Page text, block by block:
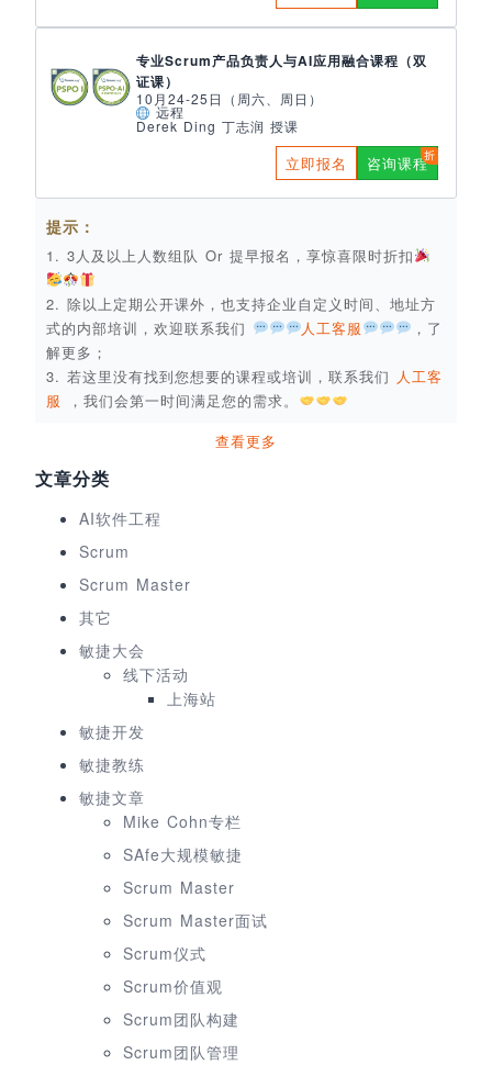
专业Scrum产品负责人与AI应用融合课程（双
证课）
10月24-25日（周六、周日）
远程
Derek Ding 丁志润 授课
立即报名 咨询课程
提示：
1. 3人及以上人数组队 Or 提早报名，享惊喜限时折扣
2. 除以上定期公开课外，也支持企业自定义时间、地址方
式的内部培训，欢迎联系我们
人工客服
，了
解更多；
3. 若这里没有找到您想要的课程或培训，联系我们 人工客
服
，我们会第一时间满足您的需求。
查看更多
文章分类
AI软件工程
Scrum
Scrum Master
其它
敏捷大会
线下活动
上海站
敏捷开发
敏捷教练
敏捷文章
Mike Cohn专栏
SAfe大规模敏捷
Scrum Master
Scrum Master面试
Scrum仪式
Scrum价值观
Scrum团队构建
Scrum团队管理